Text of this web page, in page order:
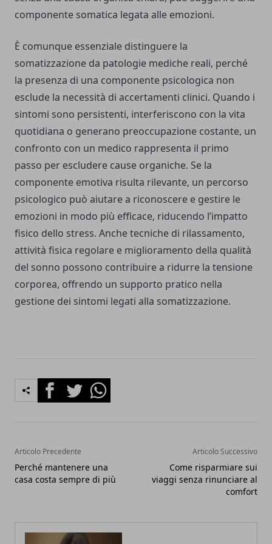
componente somatica legata alle emozioni.
È comunque essenziale distinguere la
somatizzazione da patologie mediche reali, perché
la presenza di una componente psicologica non
esclude la necessità di accertamenti clinici. Quando i
sintomi sono persistenti, interferiscono con la vita
quotidiana o generano preoccupazione costante, un
confronto con un medico rappresenta il primo
passo per escludere cause organiche. Se la
componente emotiva risulta rilevante, un percorso
psicologico può aiutare a riconoscere e gestire le
emozioni in modo più efficace, riducendo l’impatto
fisico dello stress. Anche tecniche di rilassamento,
attività fisica regolare e miglioramento della qualità
del sonno possono contribuire a ridurre la tensione
corporea, offrendo un supporto pratico nella
gestione dei sintomi legati alla somatizzazione.
FacebookTwitterWhatsapp
Articolo Precedente
Perché mantenere una
casa costa sempre di più
Articolo Successivo
Come risparmiare sui
viaggi senza rinunciare al
comfort